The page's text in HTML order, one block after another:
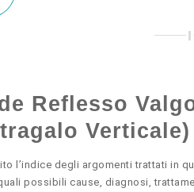
Reflesso
Verticale)
l’indice degli argomenti trattati in
possibili cause, diagnosi,